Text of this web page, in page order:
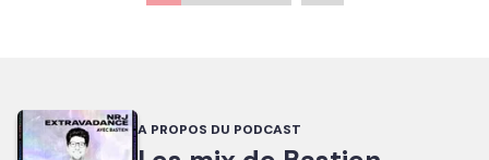
A PROPOS DU PODCAST